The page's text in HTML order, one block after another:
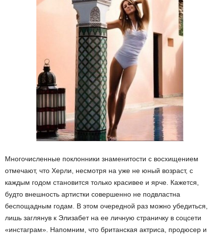
Многочисленные поклонники знаменитости с восхищением
отмечают, что Херли, несмотря на уже не юный возраст, с
каждым годом становится только красивее и ярче. Кажется,
будто внешность артистки совершенно не подвластна
беспощадным годам. В этом очередной раз можно убедиться,
лишь заглянув к Элизабет на ее личную страничку в соцсети
«инстаграм». Напомним, что британская актриса, продюсер и